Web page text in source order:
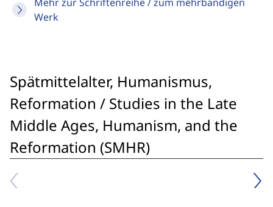
Werk
Spätmittelalter, Humanismus,
Reformation / Studies in the Late
Middle Ages, Humanism, and the
Reformation (SMHR)